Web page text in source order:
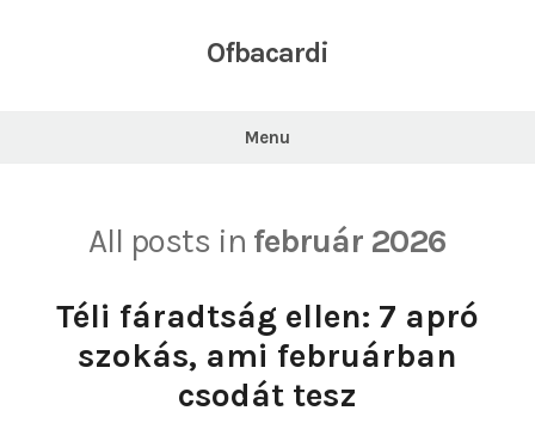
Ofbacardi
Menu
All posts in február 2026
Téli fáradtság ellen: 7 apró
szokás, ami februárban
csodát tesz